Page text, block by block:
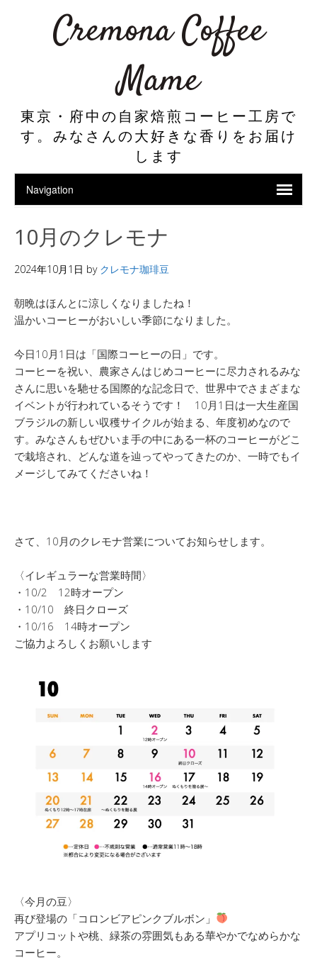
Cremona Coffee
Mame
東京・府中の自家焙煎コーヒー工房で
す。みなさんの大好きな香りをお届け
します
10月のクレモナ
2024年10月1日 by クレモナ珈琲豆
朝晩はほんとに涼しくなりましたね！
温かいコーヒーがおいしい季節になりました。
今日10月1日は「国際コーヒーの日」です。
コーヒーを祝い、農家さんはじめコーヒーに尽力されるみな
さんに思いを馳せる国際的な記念日で、世界中でさまざまな
イベントが行われているそうです！ 10月1日は一大生産国
ブラジルの新しい収穫サイクルが始まる、年度初めなので
す。みなさんもぜひいま手の中にある一杯のコーヒーがどこ
で栽培され、どんな道を辿ってやってきたのか、一時でもイ
メージしてみてくださいね！
さて、10月のクレモナ営業についてお知らせします。
〈イレギュラーな営業時間〉
・10/2 12時オープン
・10/10 終日クローズ
・10/16 14時オープン
ご協力よろしくお願いします
〈今月の豆〉
再び登場の「コロンビアピンクブルボン」
アプリコットや桃、緑茶の雰囲気もある華やかでなめらかな
コーヒー。